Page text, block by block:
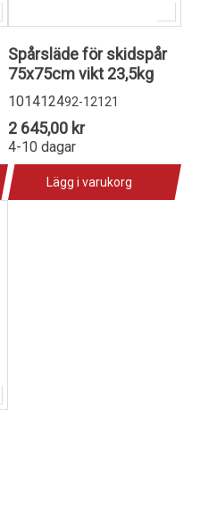
Spårsläde för skidspår
75x75cm vikt 23,5kg
101412492-12121
2 645,00 kr
4-10 dagar
Lägg i varukorg